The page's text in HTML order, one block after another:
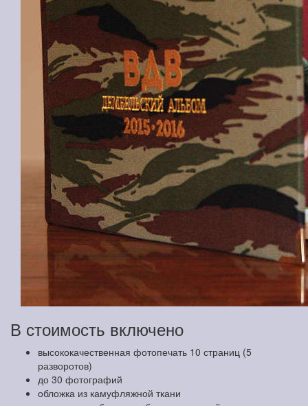
В стоимость включено
высококачественная фотопечать 10 страниц (5
разворотов)
до 30 фотографий
обложка из камуфляжной ткани